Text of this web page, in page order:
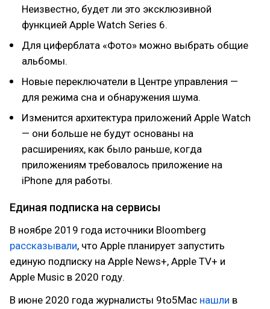
Неизвестно, будет ли это эксклюзивной
функцией Apple Watch Series 6.
Для циферблата «Фото» можно выбрать общие
альбомы.
Новые переключатели в Центре управления —
для режима сна и обнаружения шума.
Изменится архитектура приложений Apple Watch
— они больше не будут основаны на
расширениях, как было раньше, когда
приложениям требовалось приложение на
iPhone для работы.
Единая подписка на сервисы
В ноябре 2019 года источники Bloomberg
рассказывали, что Apple планирует запустить
единую подписку на Apple News+, Apple TV+ и
Apple Music в 2020 году.
В июне 2020 года журналисты 9to5Mac нашли в